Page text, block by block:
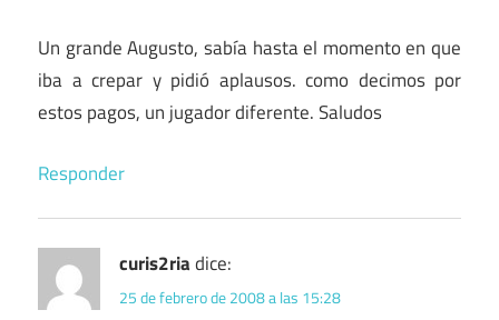
Un grande Augusto, sabía hasta el momento en que
iba a crepar y pidió aplausos. como decimos por
estos pagos, un jugador diferente. Saludos
Responder
curis2riadice:
25 de febrero de 2008 a las 15:28